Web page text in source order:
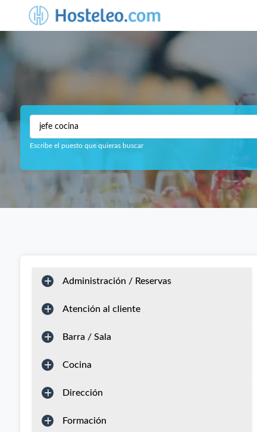
Escribe el puesto que quieras buscar
Administración / Reservas
Atención al cliente
Barra / Sala
Cocina
Dirección
Formación